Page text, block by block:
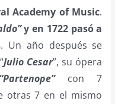
Academy of Music.
y en 1722 pasó a
Un año después se
Julio Cesar”, su ópera
“Partenope”con 7
otras 7 en el mismo